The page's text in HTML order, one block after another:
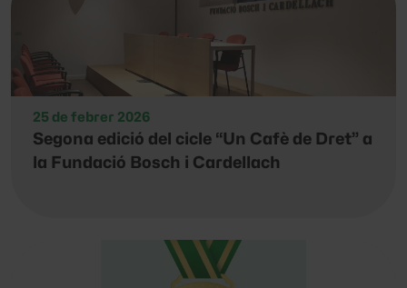
25 de febrer 2026
Segona edició del cicle “Un Cafè de Dret” a
la Fundació Bosch i Cardellach